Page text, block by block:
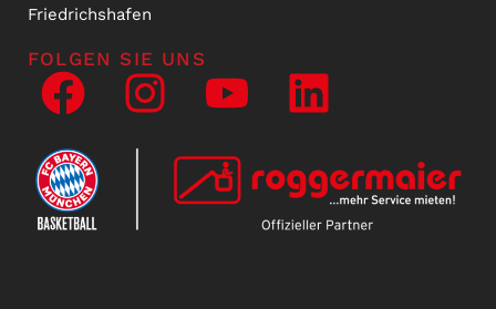
Friedrichshafen
FOLGEN SIE UNS